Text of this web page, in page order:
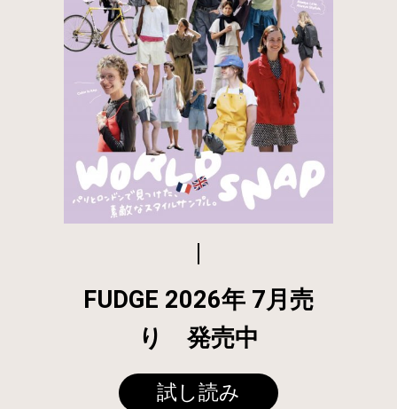
FUDGE 2026年 7月売
り 発売中
試し読み